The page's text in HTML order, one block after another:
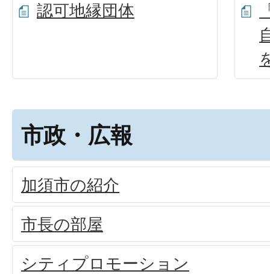
認可地縁団体
市政・広報
加須市の紹介
市長の部屋
シティプロモーション